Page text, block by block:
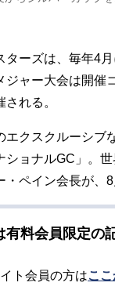
ターズは、毎年4
ャー大会は開催
れる。
クスクルーシブ
ショナルGC」。
ペイン会長が、
有料会員限定の
ト会員の方はこ